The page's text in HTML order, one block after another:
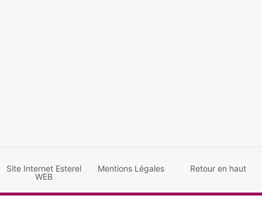
Site Internet Esterel
WEB
Mentions Légales Retour en haut